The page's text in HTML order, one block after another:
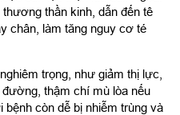
thần kinh, dẫn đến tê
chân, làm tăng nguy cơ té
trọng, như giảm thị lực,
thậm chí mù lòa nếu
còn dễ bị nhiễm trùng và